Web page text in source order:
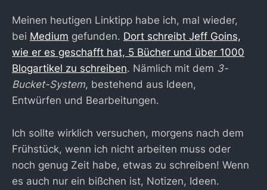
Meinen heutigen Linktipp habe ich, mal wieder,
bei Medium gefunden. Dort schreibt Jeff Goins,
wie er es geschafft hat, 5 Bücher und über 1000
Blogartikel zu schreiben. Nämlich mit dem 3-
Bucket-System, bestehend aus Ideen,
Entwürfen und Bearbeitungen.
Ich sollte wirklich versuchen, morgens nach dem
Frühstück, wenn ich nicht arbeiten muss oder
noch genug Zeit habe, etwas zu schreiben! Wenn
es auch nur ein bißchen ist, Notizen, Ideen.